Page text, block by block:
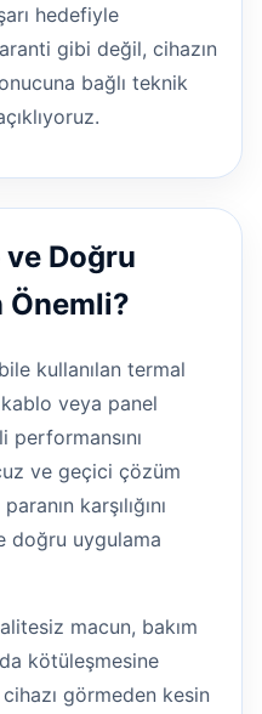
hedefiyle
gibi değil, cihazın
bağlı teknik
Doğru
Önemli?
kullanılan termal
veya panel
performansını
ve geçici çözüm
karşılığını
doğru uygulama
macun, bakım
da kötüleşmesine
görmeden kesin